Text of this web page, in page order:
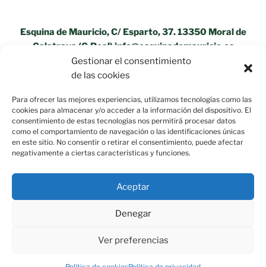
Gestionar el consentimiento
de las cookies
Para ofrecer las mejores experiencias, utilizamos tecnologías como las
cookies para almacenar y/o acceder a la información del dispositivo. El
consentimiento de estas tecnologías nos permitirá procesar datos
como el comportamiento de navegación o las identificaciones únicas
en este sitio. No consentir o retirar el consentimiento, puede afectar
negativamente a ciertas características y funciones.
Aceptar
Denegar
Ver preferencias
Esquina de Mauricio, C/ Esparto, 37. 13350 Moral de
Calatrava (C.Real) info@esquinademauricio.es
«Aviso Legal»